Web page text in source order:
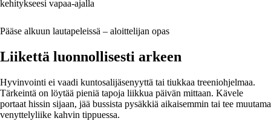
kehitykseesi vapaa-ajalla
Pääse alkuun lautapeleissä – aloittelijan opas
Liikettä luonnollisesti arkeen
Hyvinvointi ei vaadi kuntosalijäsenyyttä tai tiukkaa treeniohjelmaa.
Tärkeintä on löytää pieniä tapoja liikkua päivän mittaan. Kävele
portaat hissin sijaan, jää bussista pysäkkiä aikaisemmin tai tee muutama
venyttelyliike kahvin tippuessa.